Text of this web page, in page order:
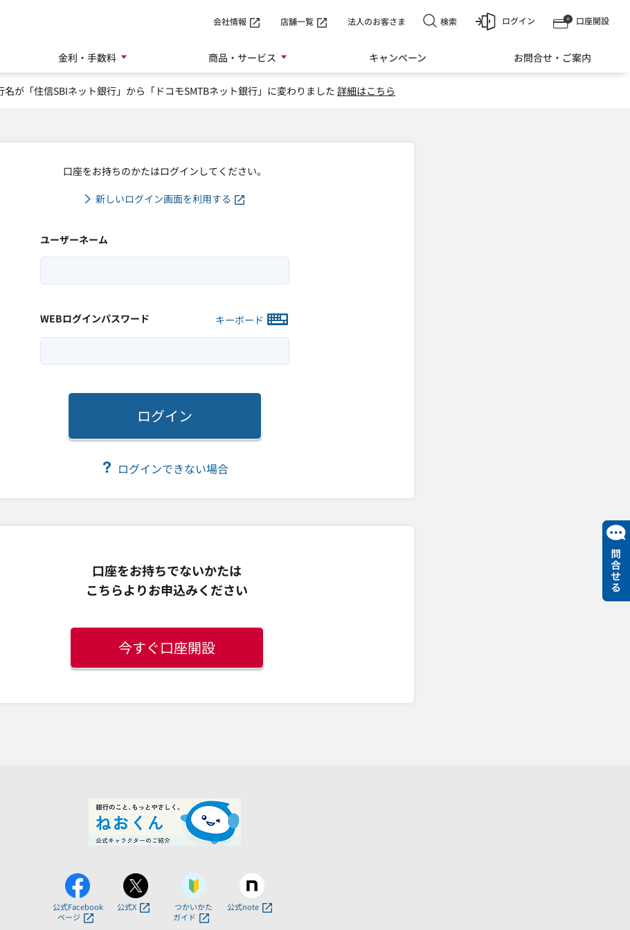
口座開設
ログイン
金利・手数料 商品・サービス キャンペーン お問合せ・ご案内
会社情報 店舗一覧 法人のお客さま 検索
名が「住信SBIネット銀行」から「ドコモSMTBネット銀行」に変わりました 詳細はこちら
口座をお持ちのかたはログインしてください。
新しいログイン画面を利用する
ユーザーネーム
WEBログインパスワード キーボード
ログイン
ログインできない場合
口座をお持ちでないかたは
こちらよりお申込みください
今すぐ口座開設
公式Facebook
ページ
公式X
つかいかた
ガイド
公式note